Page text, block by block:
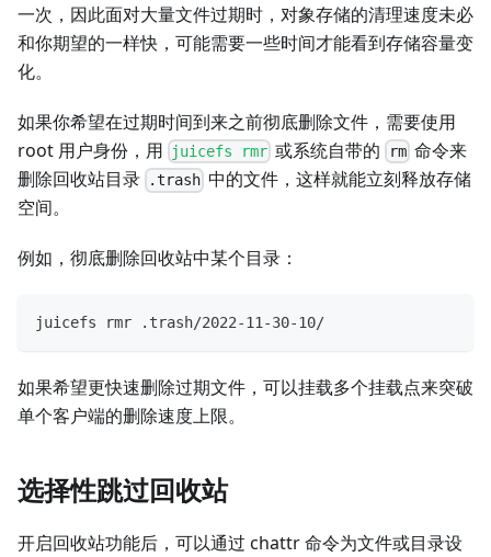
一次，因此面对大量文件过期时，对象存储的清理速度未必
和你期望的一样快，可能需要一些时间才能看到存储容量变
化。
如果你希望在过期时间到来之前彻底删除文件，需要使用
root 用户身份，用
juicefs rmr 或系统自带的 rm命令来
删除回收站目录
.trash 中的文件，这样就能立刻释放存储
空间。
例如，彻底删除回收站中某个目录：
juicefs rmr .trash/2022-11-30-10/
如果希望更快速删除过期文件，可以挂载多个挂载点来突破
单个客户端的删除速度上限。
选择性跳过回收站
开启回收站功能后，可以通过 chattr 命令为文件或目录设